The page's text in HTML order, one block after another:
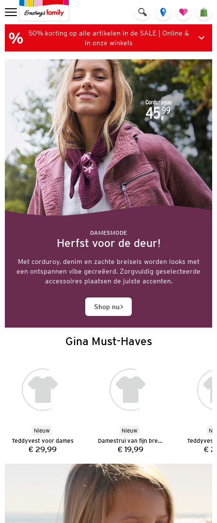
50% korting op alle artikelen in de SALE | Online &
in onze winkels
DAMESMODE
Herfst voor de deur!
Met corduroy, denim en zachte breisels worden looks met
een ontspannen vibe gecreëerd. Zorgvuldig geselecteerde
accessoires plaatsen de juiste accenten.
Shop nu
Gina Must-Haves
Nieuw
Teddyvest voor dames
Prijs:
€ 29,99
Nieuw
Damestrui van fijn breiwerk
Prijs:
€ 19,99
Teddyvest
€